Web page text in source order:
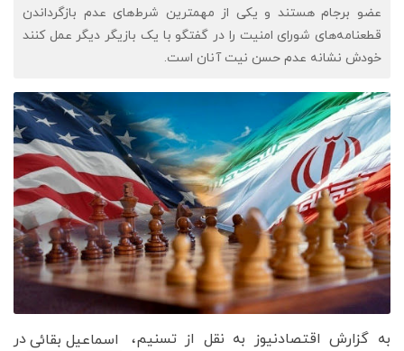
عضو برجام هستند و یکی از مهمترین شرط‌های عدم بازگرداندن
قطعنامه‌های شورای امنیت را در گفتگو با یک بازیگر دیگر عمل کنند
خودش نشانه عدم حسن نیت آنان است.
به گزارش اقتصادنیوز به نقل از تسنیم، اسماعیل بقائیدر